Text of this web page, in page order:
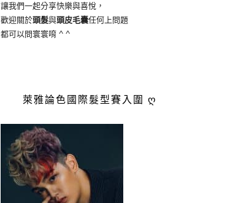
讓我們一起分享快樂與喜悅，
歡迎關於頭髮與頭皮毛囊任何上問題
都可以問寰寰唷 ^ ^
萊雅論色國際髮型賽入圍 ღ